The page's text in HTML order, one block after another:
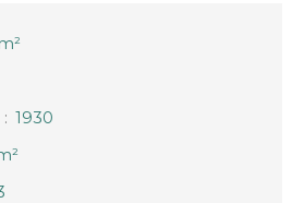
m²
: 1930